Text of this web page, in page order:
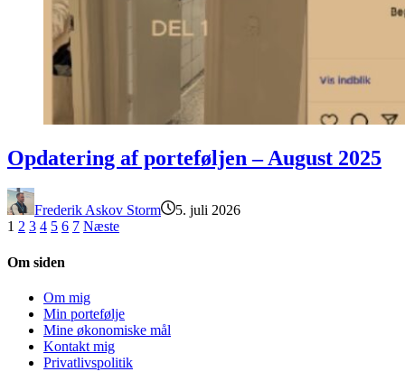
Opdatering af porteføljen – August 2025
Frederik Askov Storm
5. juli 2026
1 2 3 4 5 6 7 Næste
Om siden
Om mig
Min portefølje
Mine økonomiske mål
Kontakt mig
Privatlivspolitik